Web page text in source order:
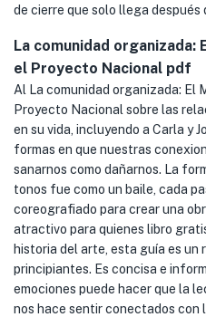
de cierre que solo llega después
La comunidad
el Proyecto Nacional pdf
Al La comunidad organizada: El
Proyecto Nacional sobre las
en su vida, incluyendo a Carla y
formas en que nuestras
sanarnos como dañarnos. La
tonos fue como un baile, cada
coreografiado para crear una
atractivo para quienes libro
historia del arte, esta guía es un
principiantes. Es concisa e
emociones puede hacer que la
nos hace sentir conectados con